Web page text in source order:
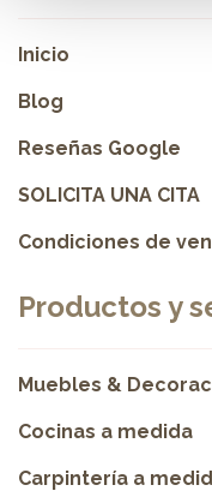
Inicio
Blog
Reseñas Google
SOLICITA UNA CITA
Condiciones de
Productos y
Muebles &
Cocinas a medida
Carpintería a